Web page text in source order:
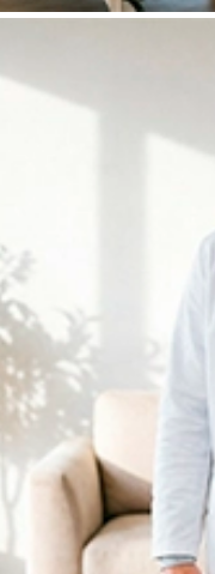
При оплате
реабилитация +